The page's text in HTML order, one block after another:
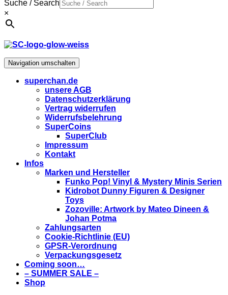
Suche / Search
×
Navigation umschalten
superchan.de
unsere AGB
Datenschutzerklärung
Vertrag widerrufen
Widerrufsbelehrung
SuperCoins
SuperClub
Impressum
Kontakt
Infos
Marken und Hersteller
Funko Pop! Vinyl & Mystery Minis Serien
Kidrobot Dunny Figuren & Designer
Toys
Zozoville: Artwork by Mateo Dineen &
Johan Potma
Zahlungsarten
Cookie-Richtlinie (EU)
GPSR-Verordnung
Verpackungsgesetz
Coming soon…
– SUMMER SALE –
Shop